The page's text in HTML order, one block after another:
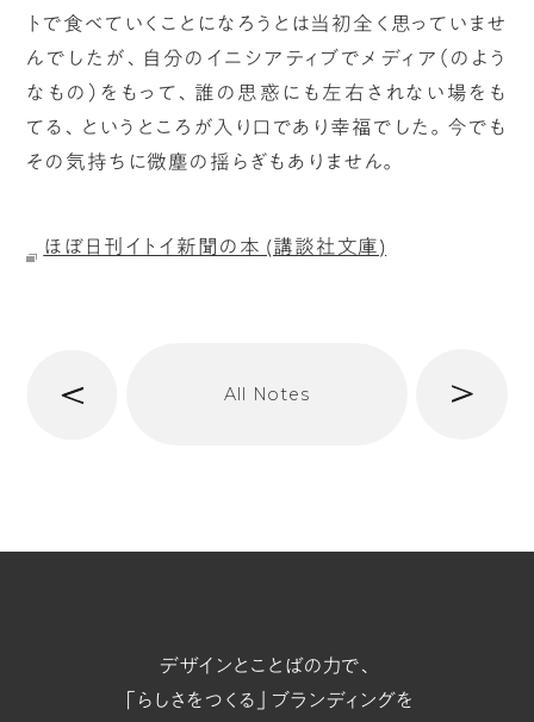
トで食べていくことになろうとは当初全く思っていませ
んでしたが、自分のイニシアティブでメディア（のよう
なもの）をもって、誰の思惑にも左右されない場をも
てる、というところが入り口であり幸福でした。今でも
その気持ちに微塵の揺らぎもありません。
ほぼ日刊イトイ新聞の本 (講談社文庫)
前 All Notes 次
デザインとことばの力で、
「らしさをつくる」ブランディングを